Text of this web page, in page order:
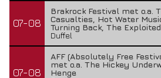
07-08
Brakrock Festival met o.a.
Casualties, Hot Water
Turning Back, The Exploited
Duffel
07-08
AFF (Absolutely Free
met o.a. The Hickey
Henge